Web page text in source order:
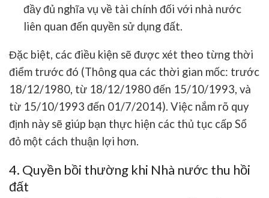
đầy đủ nghĩa vụ về tài chính đối với nhà nước
liên quan đến quyền sử dụng đất.
Đặc biệt, các điều kiện sẽ được xét theo từng thời
điểm trước đó (Thông qua các thời gian mốc: trước
18/12/1980, từ 18/12/1980 đến 15/10/1993, và
từ 15/10/1993 đến 01/7/2014). Việc nắm rõ quy
định này sẽ giúp bạn thực hiện các thủ tục cấp Sổ
đỏ một cách thuận lợi hơn.
4. Quyền bồi thường khi Nhà nước thu hồi
đất